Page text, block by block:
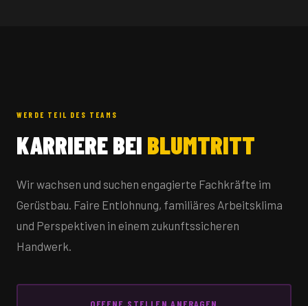
WERDE TEIL DES TEAMS
KARRIERE BEI BLUMTRITT
Wir wachsen und suchen engagierte Fachkräfte im
Gerüstbau. Faire Entlohnung, familiäres Arbeitsklima
und Perspektiven in einem zukunftssicheren
Handwerk.